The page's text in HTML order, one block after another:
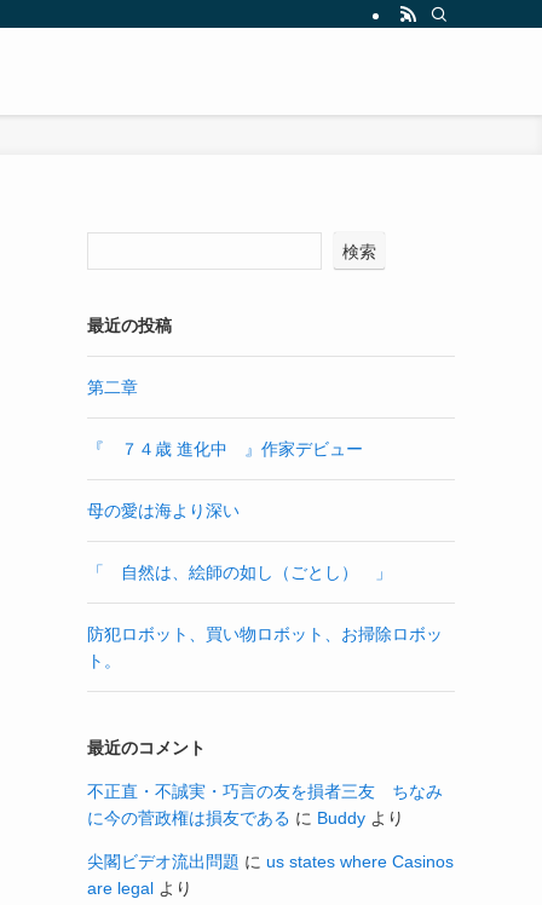
検索
最近の投稿
第二章
『 ７４歳 進化中 』作家デビュー
母の愛は海より深い
「 自然は、絵師の如し（ごとし） 」
防犯ロボット、買い物ロボット、お掃除ロボッ
ト。
最近のコメント
不正直・不誠実・巧言の友を損者三友 ちなみ
に今の菅政権は損友である に Buddy より
尖閣ビデオ流出問題 に us states where Casinos
are legal より